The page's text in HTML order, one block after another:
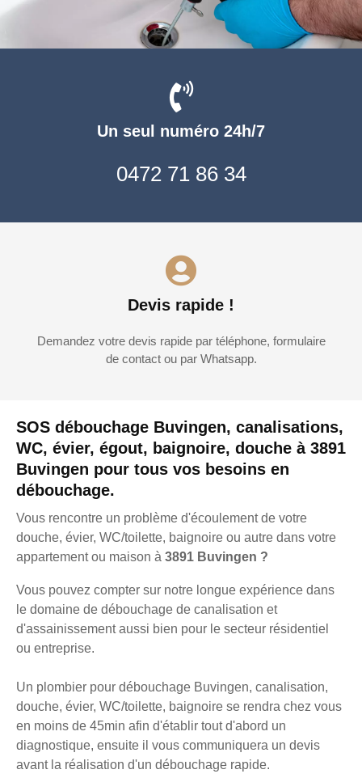
SOS débouchage Buvingen, canalisations,
WC, évier, égout, baignoire, douche à 3891
Buvingen pour tous vos besoins en
débouchage.
Vous rencontre un problème d'écoulement de votre
douche, évier, WC/toilette, baignoire ou autre dans votre
appartement ou maison à 3891 Buvingen ?
Vous pouvez compter sur notre longue expérience dans
le domaine de débouchage de canalisation et
d'assainissement aussi bien pour le secteur résidentiel
ou entreprise.
Un plombier pour débouchage Buvingen, canalisation,
douche, évier, WC/toilette, baignoire se rendra chez vous
en moins de 45min afin d'établir tout d'abord un
diagnostique, ensuite il vous communiquera un devis
avant la réalisation d'un débouchage rapide.
Un seul numéro 24h/7
0472 71 86 34
Devis rapide !
Demandez votre devis rapide par téléphone, formulaire
de contact ou par Whatsapp.